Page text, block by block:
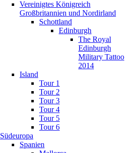
Vereinigtes Königreich
Großbritannien und Nordirland
Schottland
Edinburgh
The Royal
Edinburgh
Military Tattoo
2014
Island
Tour 1
Tour 2
Tour 3
Tour 4
Tour 5
Tour 6
Südeuropa
Spanien